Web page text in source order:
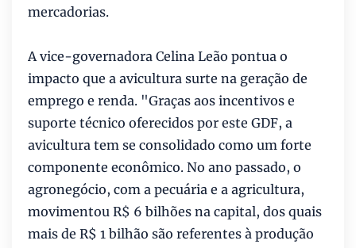
mercadorias.
A vice-governadora Celina Leão pontua o
impacto que a avicultura surte na geração de
emprego e renda. "Graças aos incentivos e
suporte técnico oferecidos por este GDF, a
avicultura tem se consolidado como um forte
componente econômico. No ano passado, o
agronegócio, com a pecuária e a agricultura,
movimentou R$ 6 bilhões na capital, dos quais
mais de R$ 1 bilhão são referentes à produção